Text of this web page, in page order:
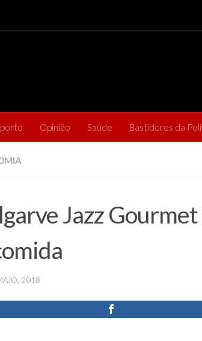
Opinião Saúde Bastidores da
Jazz
2018